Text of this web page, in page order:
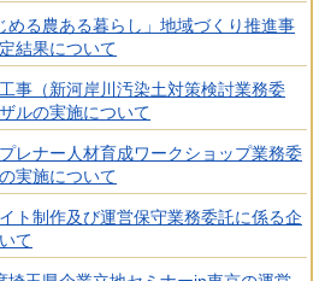
める農ある暮らし」地域づくり推進事
結果について
事（新河岸川汚染土対策検討業務委
ルの実施について
レナー人材育成ワークショップ業務委
実施について
ト制作及び運営保守業務委託に係る企
て